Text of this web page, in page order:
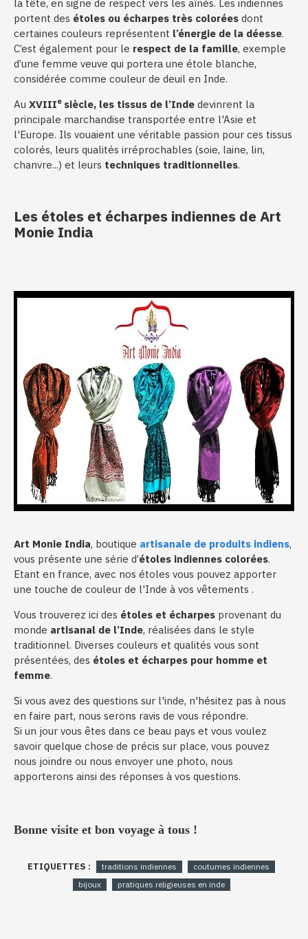
la tête, en signe de respect vers les aînés. Les indiennes
portent des étoles ou écharpes très colorées dont
certaines couleurs représentent l’énergie de la déesse.
C’est également pour le respect de la famille, exemple
d’une femme veuve qui portera une étole blanche,
considérée comme couleur de deuil en Inde.
Au XVIIIe siècle, les tissus de l’Inde devinrent la
principale marchandise transportée entre l'Asie et
l'Europe. Ils vouaient une véritable passion pour ces tissus
colorés, leurs qualités irréprochables (soie, laine, lin,
chanvre...) et leurs techniques traditionnelles.
Les étoles et écharpes indiennes de Art
Monie India
Art Monie India, boutique artisanale de produits indiens,
vous présente une série d’étoles indiennes colorées.
Etant en france, avec nos étoles vous pouvez apporter
une touche de couleur de l'Inde à vos vêtements .
Vous trouverez ici des étoles et écharpes provenant du
monde artisanal de l’Inde, réalisées dans le style
traditionnel. Diverses couleurs et qualités vous sont
présentées, des étoles et écharpes pour homme et
femme.
Si vous avez des questions sur l'inde, n'hésitez pas à nous
en faire part, nous serons ravis de vous répondre.
Si un jour vous êtes dans ce beau pays et vous voulez
savoir quelque chose de précis sur place, vous pouvez
nous joindre ou nous envoyer une photo, nous
apporterons ainsi des réponses à vos questions.
Bonne visite et bon voyage à tous !
ETIQUETTES : traditions indiennes
coutumes indiennes
bijoux
pratiques religieuses en inde